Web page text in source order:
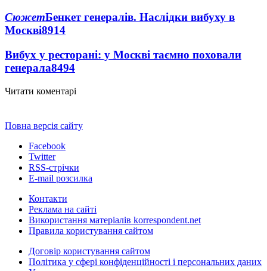
СюжетБенкет генералів. Наслідки вибуху в
Москві8914
Вибух у ресторані: у Москві таємно поховали
генерала8494
Читати коментарі
Повна версія сайту
Facebook
Twitter
RSS-стрічки
E-mail розсилка
Контакти
Реклама на сайті
Використання матеріалів korrespondent.net
Правила користування сайтом
Договір користування сайтом
Політика у сфері конфіденційності і персональних даних